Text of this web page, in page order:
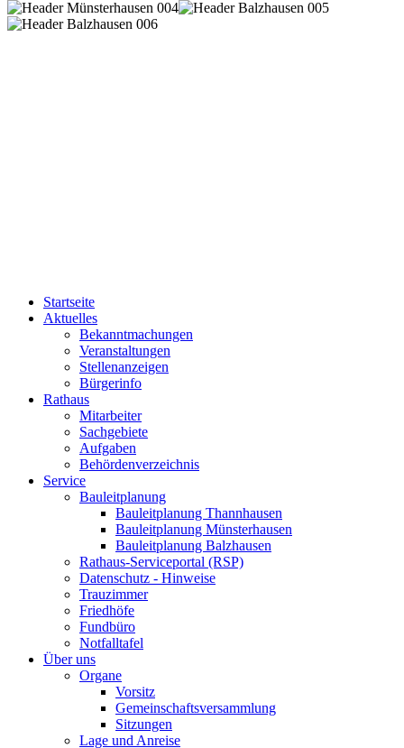
Startseite
Aktuelles
Bekanntmachungen
Veranstaltungen
Stellenanzeigen
Bürgerinfo
Rathaus
Mitarbeiter
Sachgebiete
Aufgaben
Behördenverzeichnis
Service
Bauleitplanung
Bauleitplanung Thannhausen
Bauleitplanung Münsterhausen
Bauleitplanung Balzhausen
Rathaus-Serviceportal (RSP)
Datenschutz - Hinweise
Trauzimmer
Friedhöfe
Fundbüro
Notfalltafel
Über uns
Organe
Vorsitz
Gemeinschaftsversammlung
Sitzungen
Lage und Anreise